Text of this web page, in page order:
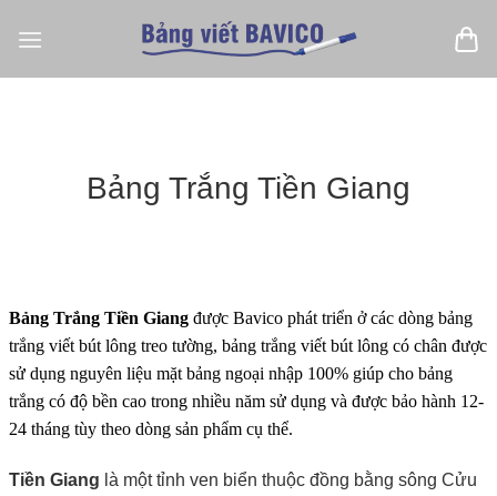
qua
Bảng Trắng Tiền Giang
Bảng Trắng Tiền Giangđược Bavico phát triển ở các dòng bảng
trắng viết bút lông treo tường, bảng trắng viết bút lông có chân được
sử dụng nguyên liệu mặt bảng ngoại nhập 100% giúp cho bảng
trắng có độ bền cao trong nhiều năm sử dụng và được bảo hành 12-
24 tháng tùy theo dòng sản phẩm cụ thể.
Tiền Giang là một tỉnh ven biển thuộc đồng bằng sông Cửu